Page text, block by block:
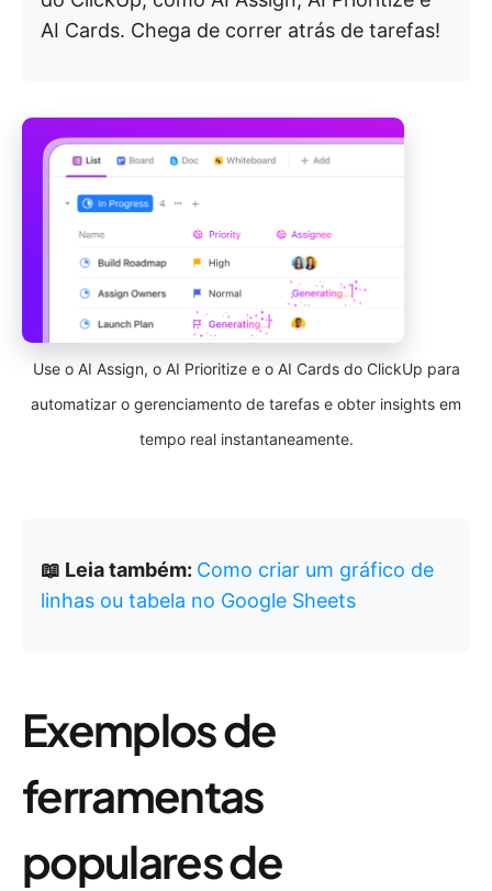
AI Cards. Chega de correr atrás de tarefas!
Use o AI Assign, o AI Prioritize e o AI Cards do ClickUp para
automatizar o gerenciamento de tarefas e obter insights em
tempo real instantaneamente.
📖 Leia também: Como criar um gráfico de
linhas ou tabela no Google Sheets
Exemplos de
ferramentas
populares de